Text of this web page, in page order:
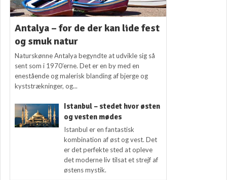
Antalya – for de der kan lide fest
og smuk natur
Naturskønne Antalya begyndte at udvikle sig så
sent som i 1970’erne. Det er en by med en
enestående og malerisk blanding af bjerge og
kyststrækninger, og...
Istanbul – stedet hvor østen
og vesten mødes
Istanbul er en fantastisk
kombination af øst og vest. Det
er det perfekte sted at opleve
det moderne liv tilsat et strejf af
østens mystik.